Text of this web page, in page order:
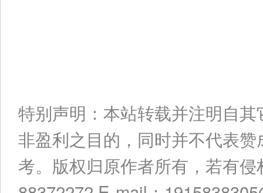
特别声明：本站转载并注明自
非盈利之目的，同时并不代表
考。版权归原作者所有，若有